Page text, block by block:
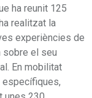
ha reunit 125
realitzat la
experiències de
sobre el seu
En mobilitat
específiques,